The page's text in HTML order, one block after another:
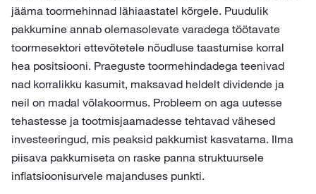
jääma toormehinnad lähiaastatel kõrgele. Puudulik
pakkumine annab olemasolevate varadega töötavate
toormesektori ettevõtetele nõudluse taastumise korral
hea positsiooni. Praeguste toormehindadega teenivad
nad korralikku kasumit, maksavad heldelt dividende ja
neil on madal võlakoormus. Probleem on aga uutesse
tehastesse ja tootmisjaamadesse tehtavad vähesed
investeeringud, mis peaksid pakkumist kasvatama. Ilma
piisava pakkumiseta on raske panna struktuursele
inflatsioonisurvele majanduses punkti.